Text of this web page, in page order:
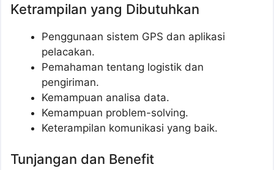
Ketrampilan yang Dibutuhkan
Penggunaan sistem GPS dan aplikasi
pelacakan.
Pemahaman tentang logistik dan
pengiriman.
Kemampuan analisa data.
Kemampuan problem-solving.
Keterampilan komunikasi yang baik.
Tunjangan dan Benefit